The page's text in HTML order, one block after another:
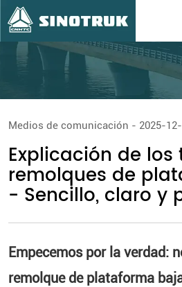
Medios de comunicación - 2025-
Explicación de los
remolques de
- Sencillo, claro y
Empecemos por la verdad:
remolque de plataforma